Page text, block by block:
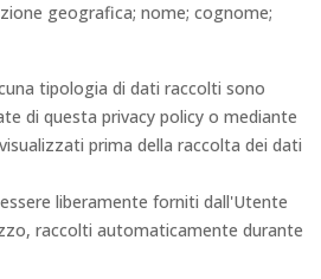
geografica; nome; cognome;
tipologia di dati raccolti sono
di questa privacy policy o mediante
prima della raccolta dei dati
liberamente forniti dall'Utente
raccolti automaticamente durante